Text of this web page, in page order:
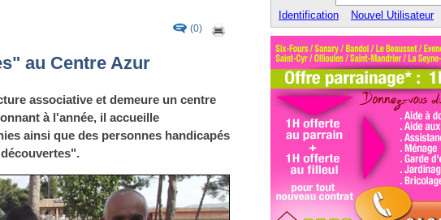
(0)
au Centre Azur
associative et demeure un centre
à l'année, il accueille
ainsi que des personnes handicapés
Identification
Nouvel Utilisateur